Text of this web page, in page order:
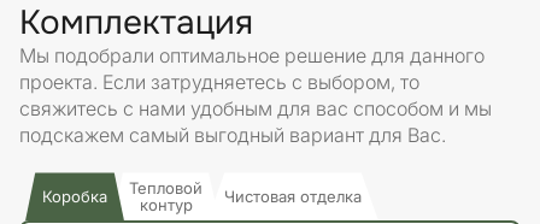
Комплектация
Мы подобрали оптимальное решение для данного
проекта. Если затрудняетесь с выбором, то
свяжитесь с нами удобным для вас способом и мы
подскажем самый выгодный вариант для Вас.
Коробка
Тепловой
контур
Чистовая отделка